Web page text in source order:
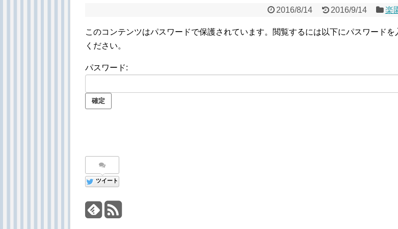
2016/8/14 2016/9/14 楽
このコンテンツはパスワードで保護されています。閲覧するには以下にパスワードを
ください。
パスワード:
ツイート